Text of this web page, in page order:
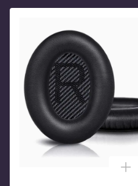
Tuoteturvallisuustiedot